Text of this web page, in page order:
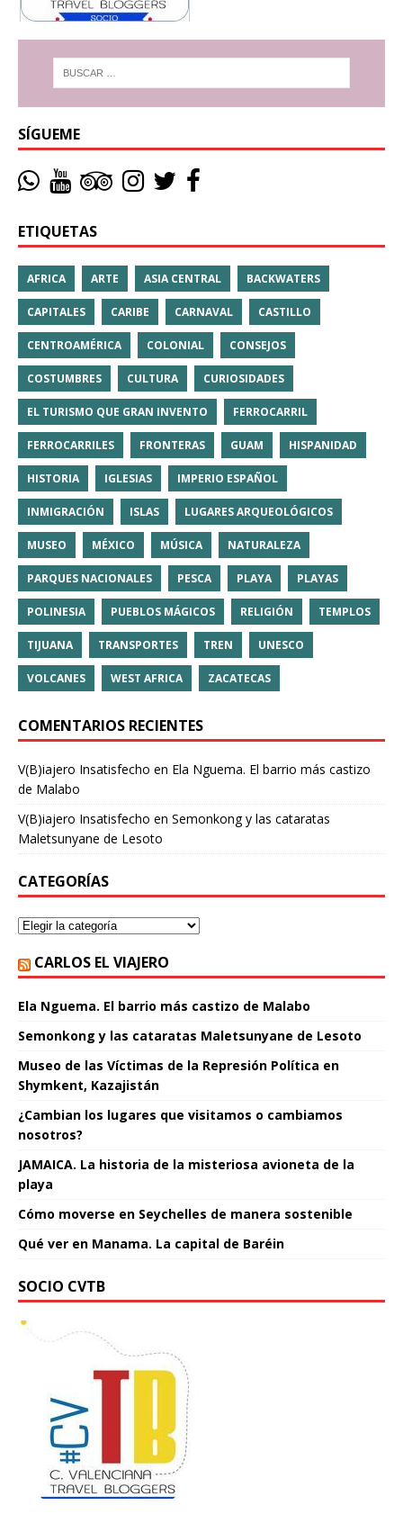
SÍGUEME
ETIQUETAS
AFRICA ARTE ASIA CENTRAL BACKWATERS
CAPITALES CARIBE CARNAVAL CASTILLO
CENTROAMÉRICA COLONIAL CONSEJOS
COSTUMBRES CULTURA CURIOSIDADES
EL TURISMO QUE GRAN INVENTO FERROCARRIL
FERROCARRILES FRONTERAS GUAM HISPANIDAD
HISTORIA IGLESIAS IMPERIO ESPAÑOL
INMIGRACIÓN ISLAS LUGARES ARQUEOLÓGICOS
MUSEO MÉXICO MÚSICA NATURALEZA
PARQUES NACIONALES PESCA PLAYA PLAYAS
POLINESIA PUEBLOS MÁGICOS RELIGIÓN TEMPLOS
TIJUANA TRANSPORTES TREN UNESCO
VOLCANES WEST AFRICA ZACATECAS
COMENTARIOS RECIENTES
V(B)iajero Insatisfecho en Ela Nguema. El barrio más castizo
de Malabo
V(B)iajero Insatisfecho en Semonkong y las cataratas
Maletsunyane de Lesoto
CATEGORÍAS
CARLOS EL VIAJERO
Ela Nguema. El barrio más castizo de Malabo
Semonkong y las cataratas Maletsunyane de Lesoto
Museo de las Víctimas de la Represión Política en
Shymkent, Kazajistán
¿Cambian los lugares que visitamos o cambiamos
nosotros?
JAMAICA. La historia de la misteriosa avioneta de la
playa
Cómo moverse en Seychelles de manera sostenible
Qué ver en Manama. La capital de Baréin
SOCIO CVTB